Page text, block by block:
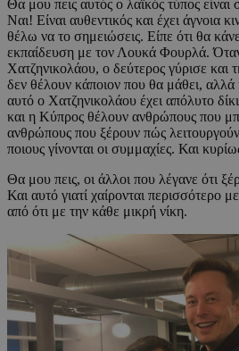
Θα μου πεις αυτός ο λαϊκός τύπος
Ναι! Είναι αυθεντικός και έχει άγνοια
θέλω να το σημειώσεις. Είπε ότι θα
εκπαίδευση με τον Λουκά Φουρλά.
Χατζηνικολάου, ο δεύτερος γύρισε και
δεν θέλουν κάποιον που θα μάθει, αλλά
αυτό ο Χατζηνικολάου έχει απόλυτο
και η Κύπρος θέλουν ανθρώπους που
ανθρώπους που ξέρουν πώς
ποιους γίνονται οι συμμαχίες. Και
Θα μου πεις, οι άλλοι που λέγανε ότι
Και αυτό γιατί χαίρονται περισσότερο
από ότι με την κάθε μικρή νίκη.